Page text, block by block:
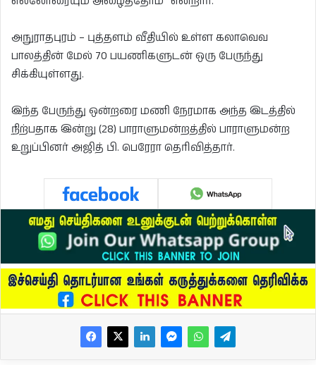
அநுராதபுரம் – புத்தளம் வீதியில் உள்ள கலாவெவ
பாலத்தின் மேல் 70 பயணிகளுடன் ஒரு பேருந்து
சிக்கியுள்ளது.
இந்த பேருந்து ஒன்றரை மணி நேரமாக அந்த இடத்தில்
நிற்பதாக இன்று (28) பாராளுமன்றத்தில் பாராளுமன்ற
உறுப்பினர் அஜித் பி. பெரேரா தெரிவித்தார்.